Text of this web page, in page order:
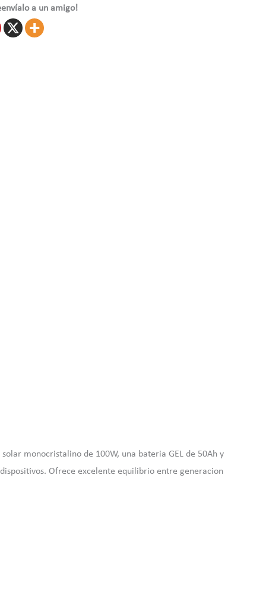
a un amigo!
monocristalino de 100W, una bateria GEL de 50Ah y
Ofrece excelente equilibrio entre generacion